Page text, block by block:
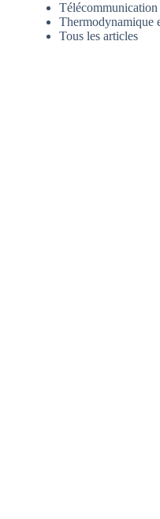
Télécommunication
Thermodynamique
Tous les articles